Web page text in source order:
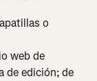
o
web de
de edición; de